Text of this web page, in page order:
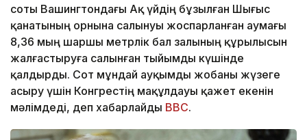
соты Вашингтондағы Ақ үйдің бұзылған Шығыс
қанатының орнына салынуы жоспарланған аумағы
8,36 мың шаршы метрлік бал залының құрылысын
жалғастыруға салынған тыйымды күшінде
қалдырды. Сот мұндай ауқымды жобаны жүзеге
асыру үшін Конгрестің мақұлдауы қажет екенін
мәлімдеді, деп хабарлайды BBC.